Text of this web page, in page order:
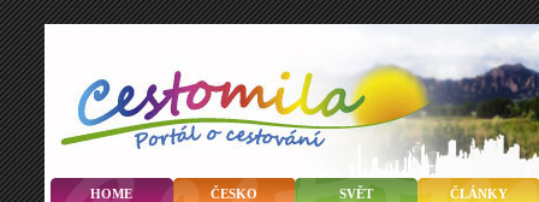
HOME ČESKO SVĚT ČLÁNKY